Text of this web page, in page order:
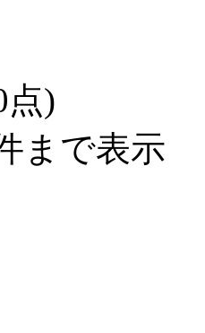
点)
まで表示